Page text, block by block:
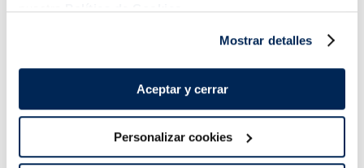
nuestraPolítica de Cookies.
Mostrar detalles
Aceptar y cerrar
Personalizar cookies
Combina-ho i fes un menú de 10!